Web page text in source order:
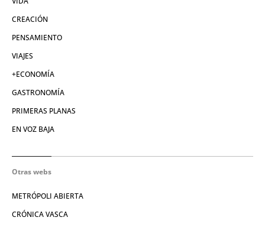
CREACIÓN
PENSAMIENTO
VIAJES
+ECONOMÍA
GASTRONOMÍA
PRIMERAS PLANAS
EN VOZ BAJA
Otras webs
METRÓPOLI ABIERTA
CRÓNICA VASCA